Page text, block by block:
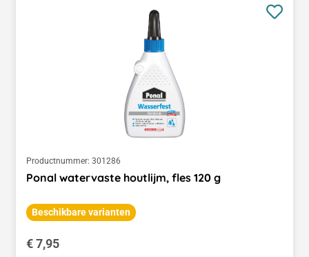
Productnummer: 301286
Ponal watervaste houtlijm, fles 120 g
Beschikbare varianten
Normale prijs:
€ 7,95